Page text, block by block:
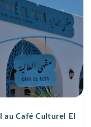
Café Culturel El